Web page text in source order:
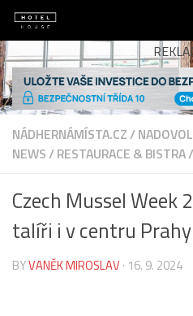
Skip to content
NÁDHERNÁMÍSTA.CZ/
NEWS/RESTAURACE & BISTRA/
Czech Mussel Week
talíři i v centru Prahy
BYVANĚK MIROSLAV · 16. 9. 2024